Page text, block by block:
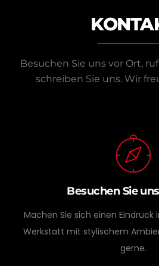
Besuchen Sie uns vor Ort,
schreiben Sie uns. Wir
Besuchen Sie
Machen Sie sich einen
Werkstatt mit stylischem
gerne.